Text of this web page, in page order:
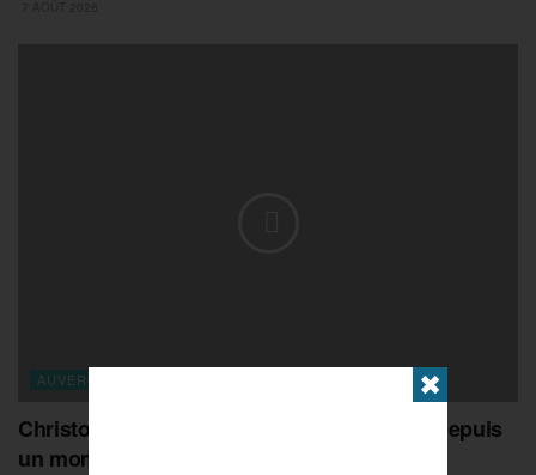
AUVERGNE-RHONE-ALPES
Christophe Sarrio : « ce titre, je l’attendais depuis
un moment »
✖